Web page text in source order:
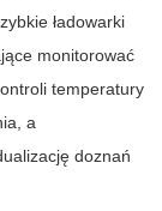
ładowarki
monitorować
temperatury
a
doznań